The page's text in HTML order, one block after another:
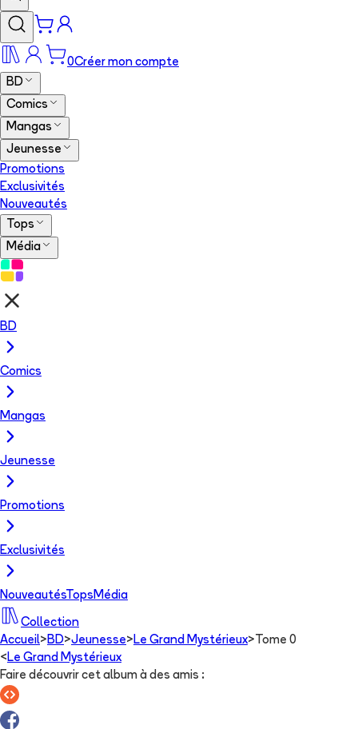
0Créer mon compte
BD
Comics
Mangas
Jeunesse
Promotions
Exclusivités
Nouveautés
Tops
Média
BD
Comics
Mangas
Jeunesse
Promotions
Exclusivités
NouveautésTops Média
Collection
Accueil> BD>Jeunesse> Le Grand Mystérieux> Tome 0
< Le Grand Mystérieux
Faire découvrir cet album à des amis :